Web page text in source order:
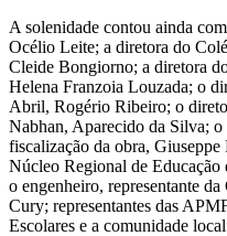
A solenidade contou ainda
Océlio Leite; a diretora do
Cleide Bongiorno; a diretora
Helena Franzoia Louzada; o
Abril, Rogério Ribeiro; o
Nabhan, Aparecido da Silva; o
fiscalização da obra,
Núcleo Regional de
o engenheiro, representante
Cury; representantes das
Escolares e a comunidade